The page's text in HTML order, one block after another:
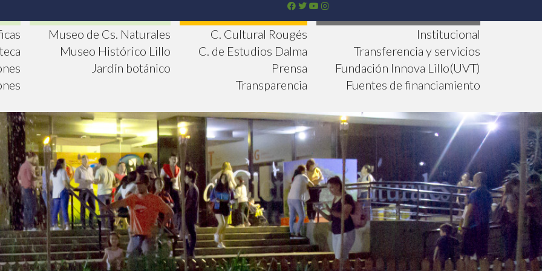
Museo de Cs. Naturales
Museo Histórico Lillo
Jardín botánico
C. Cultural Rougés
C. de Estudios Dalma
Prensa
Transparencia
Institucional
Transferencia y servicios
Fundación Innova Lillo(UVT)
Fuentes de financiamiento